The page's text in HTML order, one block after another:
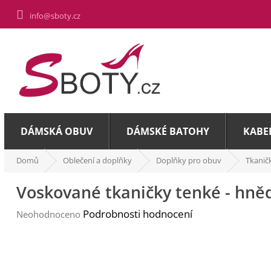
obsah
info@sboty.cz
DÁMSKÁ OBUV DÁMSKÉ BATOHY
Domů Oblečení a doplňky Doplňky pro obuv
Voskované tkaničky tenké -
Průměrné
Neohodnoceno Podrobnosti hodnocení